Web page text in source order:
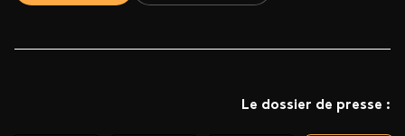
Le dossier de presse :